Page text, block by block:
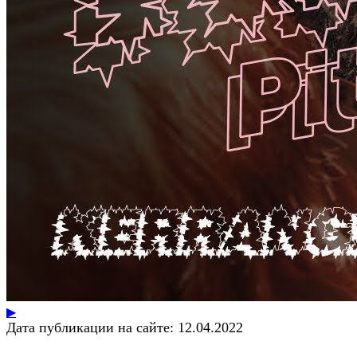
▶
Дата публикации на сайте: 12.04.2022